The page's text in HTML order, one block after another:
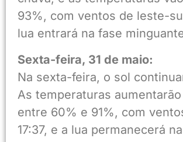
93%, com ventos de leste-
lua entrará na fase
Sexta-feira, 31 de maio:
Na sexta-feira, o sol
As temperaturas
entre 60% e 91%, com
17:37, e a lua permanecerá